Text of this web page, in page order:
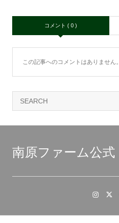
コメント ( 0 )
この記事へのコメントはありません。
南原ファーム公式